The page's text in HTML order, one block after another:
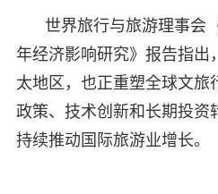
世界旅行与旅游理事会
年经济影响研究》报告指出
太地区，也正重塑全球文旅
政策、技术创新和长期投资
持续推动国际旅游业增长。